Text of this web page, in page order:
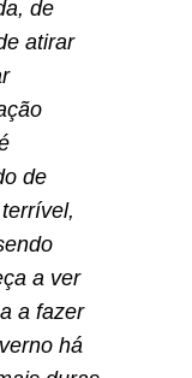
de
atirar
de
a ver
a fazer
há